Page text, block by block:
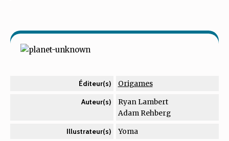
Éditeur(s) Origames
Auteur(s)
Ryan Lambert
Adam Rehberg
Illustrateur(s) Yoma